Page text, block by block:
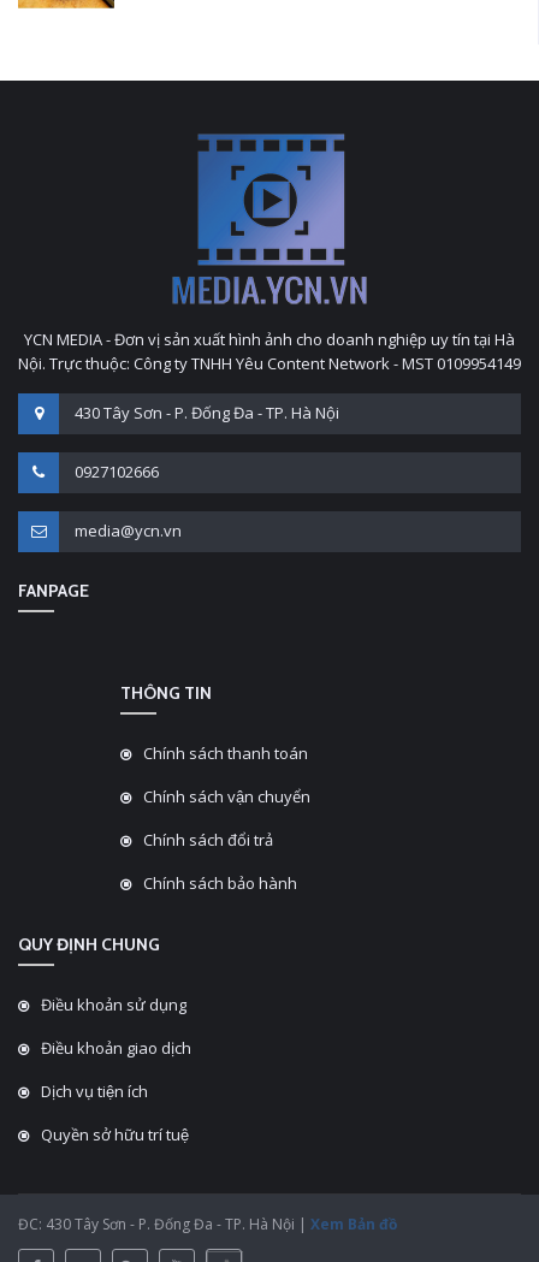
YCN MEDIA - Đơn vị sản xuất hình ảnh cho doanh nghiệp uy tín tại Hà
Nội. Trực thuộc: Công ty TNHH Yêu Content Network - MST 0109954149
430 Tây Sơn - P. Đống Đa - TP. Hà Nội
0927102666
media@ycn.vn
FANPAGE
THÔNG TIN
Chính sách thanh toán
Chính sách vận chuyển
Chính sách đổi trả
Chính sách bảo hành
QUY ĐỊNH CHUNG
Điều khoản sử dụng
Điều khoản giao dịch
Dịch vụ tiện ích
Quyền sở hữu trí tuệ
ĐC: 430 Tây Sơn - P. Đống Đa - TP. Hà Nội | Xem Bản đồ